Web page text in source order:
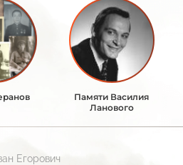
Памяти Василия
Ланового
Егорович